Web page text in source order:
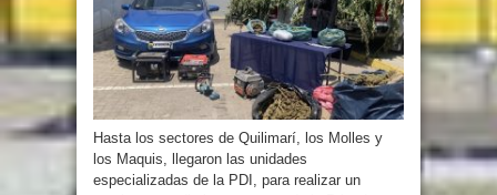
Hasta los sectores de Quilimarí, los Molles y
los Maquis, llegaron las unidades
especializadas de la PDI, para realizar un